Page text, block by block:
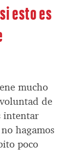
esto es
mucho
de
intentar
hagamos
poco